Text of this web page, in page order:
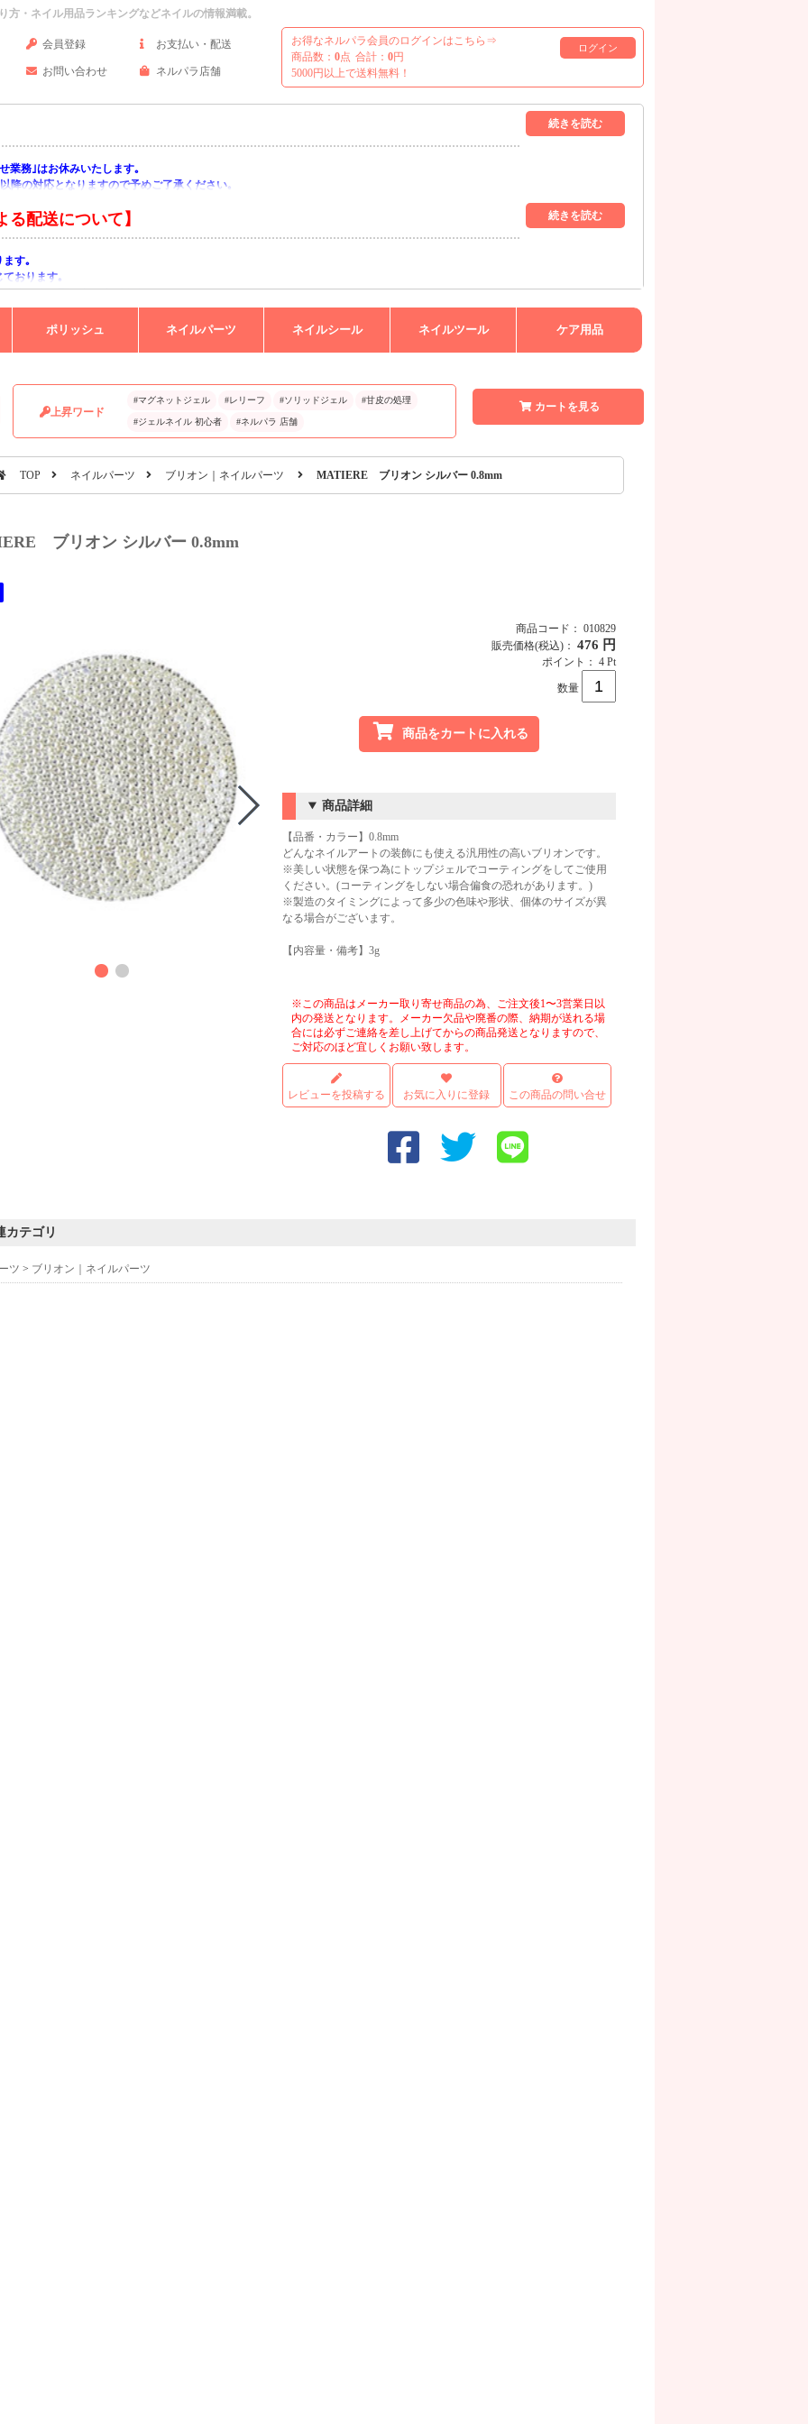
・ネイル用品ランキングなどネイルの情報満載。
会員登録 お支払い・配送
お問い合わせ ネルパラ店舗
お得なネルパラ会員のログインはこちら⇒
ログイン
商品数： 0点 合計： 0円
5000円以上で送料無料！
業務｣はお休みいたします｡
降の対応となりますので予めご了承ください｡
る配送について】
ます｡
おります｡
すようお願い申し上げます｡
ポリッシュ ネイルパーツ ネイルシール ネイルツール ケア用品
上昇ワード
#マグネットジェル #レリーフ #ソリッドジェル #甘皮の処理
#ジェルネイル 初心者 #ネルパラ 店舗
カートを見る
TOP ネイルパーツ ブリオン｜ネイルパーツ MATIERE ブリオン シルバー 0.8mm
ブリオン シルバー 0.8mm
商品コード： 010829
販売価格(税込)： 476 円
ポイント： 4 Pt
数量
商品をカートに入れる
商品詳細
【品番・カラー】0.8mm
どんなネイルアートの装飾にも使える汎用性の高いブリオンです。
※美しい状態を保つ為にトップジェルでコーティングをしてご使用
ください。(コーティングをしない場合偏食の恐れがあります。)
※製造のタイミングによって多少の色味や形状、個体のサイズが異
なる場合がございます。
【内容量・備考】3g
※この商品はメーカー取り寄せ商品の為、ご注文後1〜3営業日以
内の発送となります。メーカー欠品や廃番の際、納期が送れる場
合には必ずご連絡を差し上げてからの商品発送となりますので、
ご対応のほど宜しくお願い致します。
レビューを投稿する お気に入りに登録 この商品の問い合せ
カテゴリ
ツ > ブリオン｜ネイルパーツ